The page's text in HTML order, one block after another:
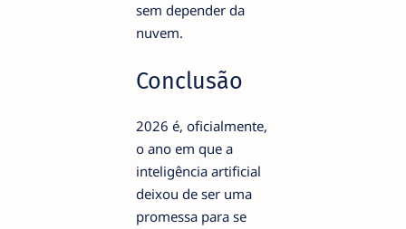
sem depender da
nuvem.
Conclusão
2026 é, oficialmente,
o ano em que a
inteligência artificial
deixou de ser uma
promessa para se